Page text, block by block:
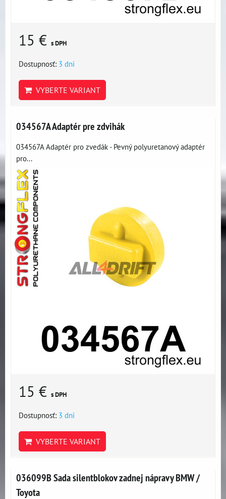
15 € s DPH
Dostupnosť: 3 dni
VYBERTE VARIANT
034567A Adaptér pre zdvihák
034567A Adaptér pro zvedák - Pevný polyuretanový adaptér
pro...
15 € s DPH
Dostupnosť: 3 dni
VYBERTE VARIANT
036099B Sada silentblokov zadnej nápravy BMW /
Toyota